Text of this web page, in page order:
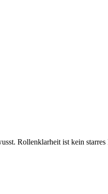
Rollenklarheit ist kein